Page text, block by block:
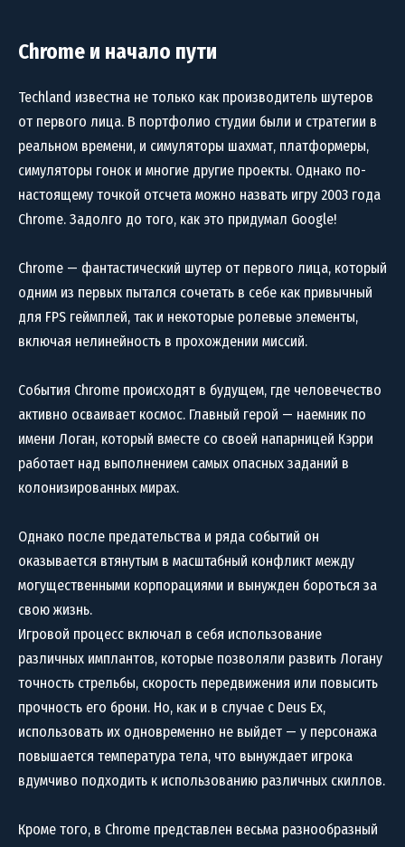
Chrome и начало пути
Techland известна не только как производитель шутеров
от первого лица. В портфолио студии были и стратегии в
реальном времени, и симуляторы шахмат, платформеры,
симуляторы гонок и многие другие проекты. Однако по-
настоящему точкой отсчета можно назвать игру 2003 года
Chrome. Задолго до того, как это придумал Google!
Chrome — фантастический шутер от первого лица, который
одним из первых пытался сочетать в себе как привычный
для FPS геймплей, так и некоторые ролевые элементы,
включая нелинейность в прохождении миссий.
События Chrome происходят в будущем, где человечество
активно осваивает космос. Главный герой — наемник по
имени Логан, который вместе со своей напарницей Кэрри
работает над выполнением самых опасных заданий в
колонизированных мирах.
Однако после предательства и ряда событий он
оказывается втянутым в масштабный конфликт между
могущественными корпорациями и вынужден бороться за
свою жизнь.
Игровой процесс включал в себя использование
различных имплантов, которые позволяли развить Логану
точность стрельбы, скорость передвижения или повысить
прочность его брони. Но, как и в случае с Deus Ex,
использовать их одновременно не выйдет — у персонажа
повышается температура тела, что вынуждает игрока
вдумчиво подходить к использованию различных скиллов.
Кроме того, в Chrome представлен весьма разнообразный